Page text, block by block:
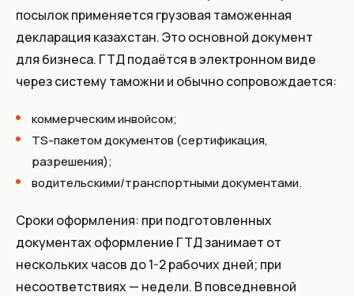
посылок применяется грузовая таможенная
декларация казахстан. Это основной документ
для бизнеса. ГТД подаётся в электронном виде
через систему таможни и обычно сопровождается:
коммерческим инвойсом;
TS-пакетом документов (сертификация,
разрешения);
водительскими/транспортными документами.
Сроки оформления: при подготовленных
документах оформление ГТД занимает от
нескольких часов до 1-2 рабочих дней; при
несоответствиях — недели. В повседневной